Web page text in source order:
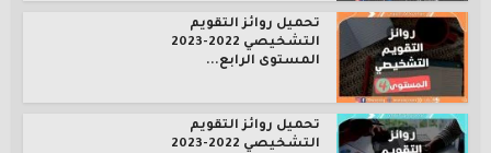
تحميل روائز التقويم
التشخيصي 2022-2023
المستوى الرابع...
تحميل روائز التقويم
التشخيصي 2022-2023